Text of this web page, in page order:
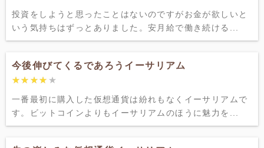
投資をしようと思ったことはないのですがお金が欲しいと
いう気持ちはずっとありました。安月給で働き続ける...
今後伸びてくるであろうイーサリアム
★★★★★
★★★★★
一番最初に購入した仮想通貨は紛れもなくイーサリアムで
す。ビットコインよりもイーサリアムのほうに魅力を...